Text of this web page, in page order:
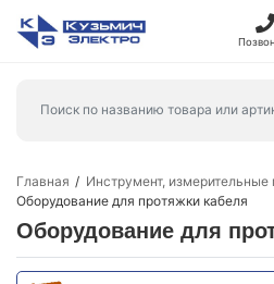
Главная
Инструмент,
Оборудование для протяжки кабеля
Оборудование для